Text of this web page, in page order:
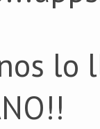
lo